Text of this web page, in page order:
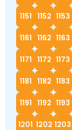
1151 1152 1153
1161 1162 1163
1171 1172 1173
1181 1182 1183
1191 1192 1193
1201 1202 1203